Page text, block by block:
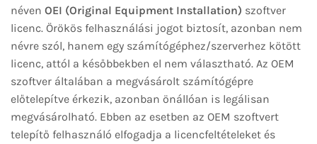
néven OEI (Original Equipment Installation) szoftver
licenc. Örökös felhasználási jogot biztosít, azonban nem
névre szól, hanem egy számítógéphez/szerverhez kötött
licenc, attól a későbbekben el nem választható. Az OEM
szoftver általában a megvásárolt számítógépre
előtelepítve érkezik, azonban önállóan is legálisan
megvásárolható. Ebben az esetben az OEM szoftvert
telepítő felhasználó elfogadja a licencfeltételeket és